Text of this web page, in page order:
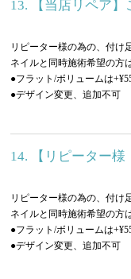
13. 【当店リペア
リピーター様の為の、付け
ネイルと同時施術希望の方
●フラット/ボリュームは
●デザイン変更、追加不可
14. 【リピーター
リピーター様の為の、付け
ネイルと同時施術希望の方
●フラット/ボリュームは
●デザイン変更、追加不可